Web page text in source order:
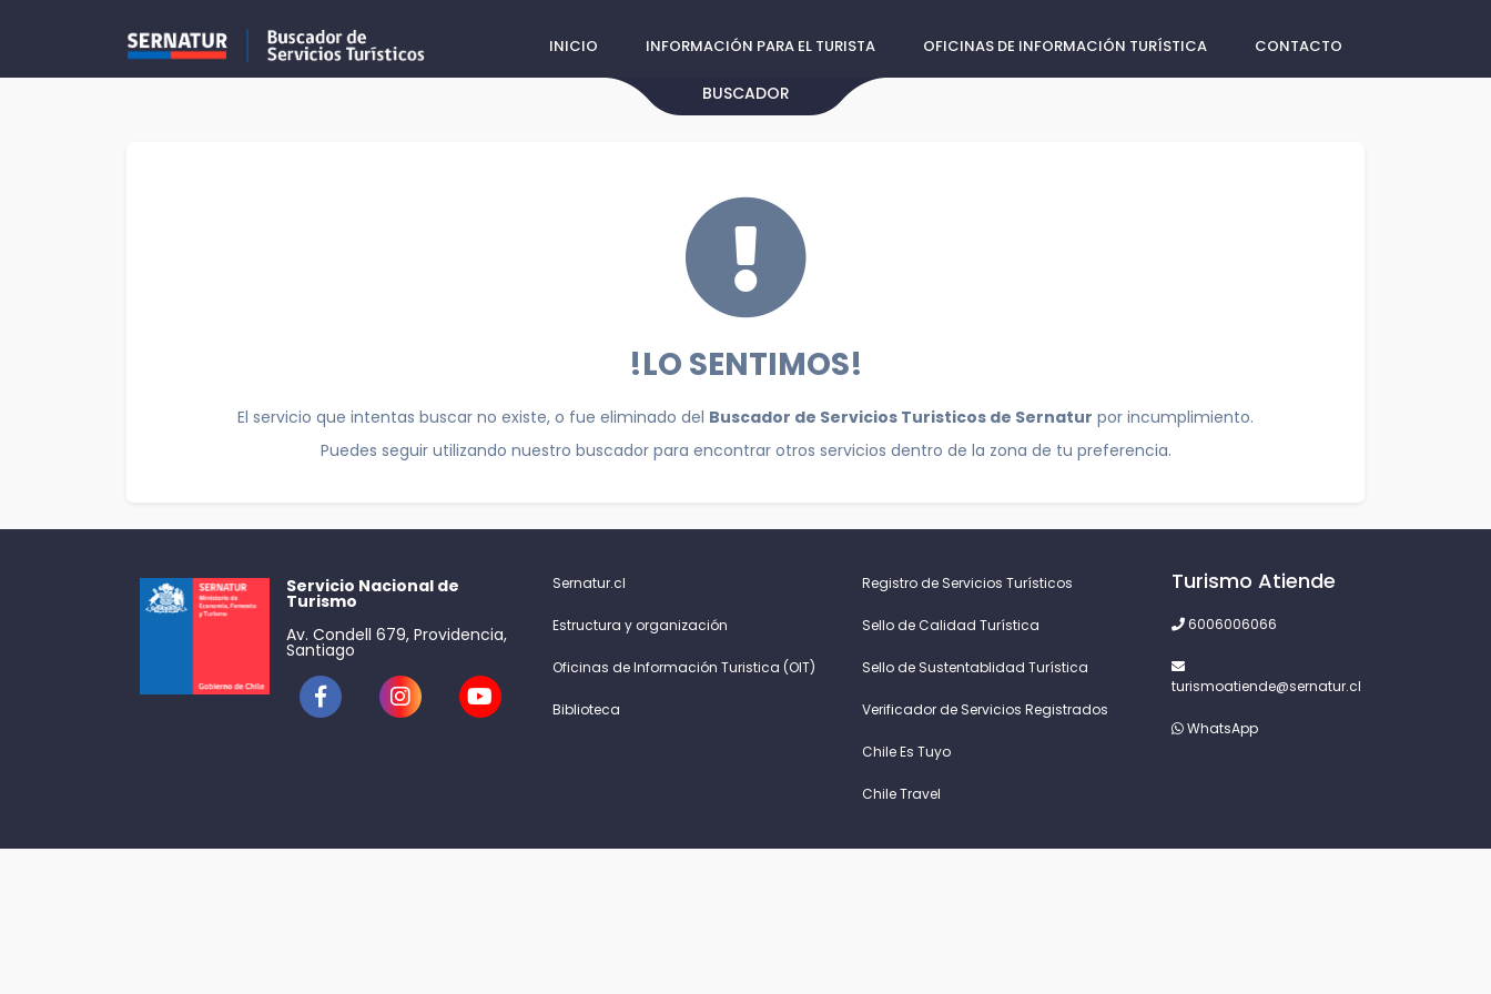
INICIO INFORMACIÓN PARA EL TURISTA OFICINAS DE INFORMACIÓN TURÍSTICA CONTACTO
BUSCADOR
!LO SENTIMOS!
El servicio que intentas buscar no existe, o fue eliminado del Buscador de Servicios Turisticos de Sernatur por incumplimiento.
Puedes seguir utilizando nuestro buscador para encontrar otros servicios dentro de la zona de tu preferencia.
Servicio Nacional de
Turismo
Av. Condell 679, Providencia,
Santiago
Sernatur.cl
Estructura y organización
Oficinas de Información Turistica (OIT)
Biblioteca
Registro de Servicios Turísticos
Sello de Calidad Turística
Sello de Sustentablidad Turística
Verificador de Servicios Registrados
Chile Es Tuyo
Chile Travel
Turismo Atiende
6006006066
turismoatiende@sernatur.cl
WhatsApp